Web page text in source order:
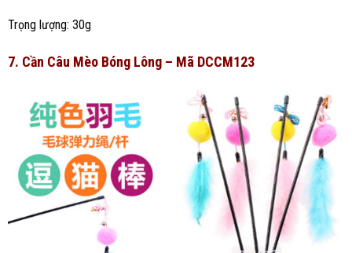
Trọng lượng: 30g
7. Cần Câu Mèo Bóng Lông – Mã DCCM123